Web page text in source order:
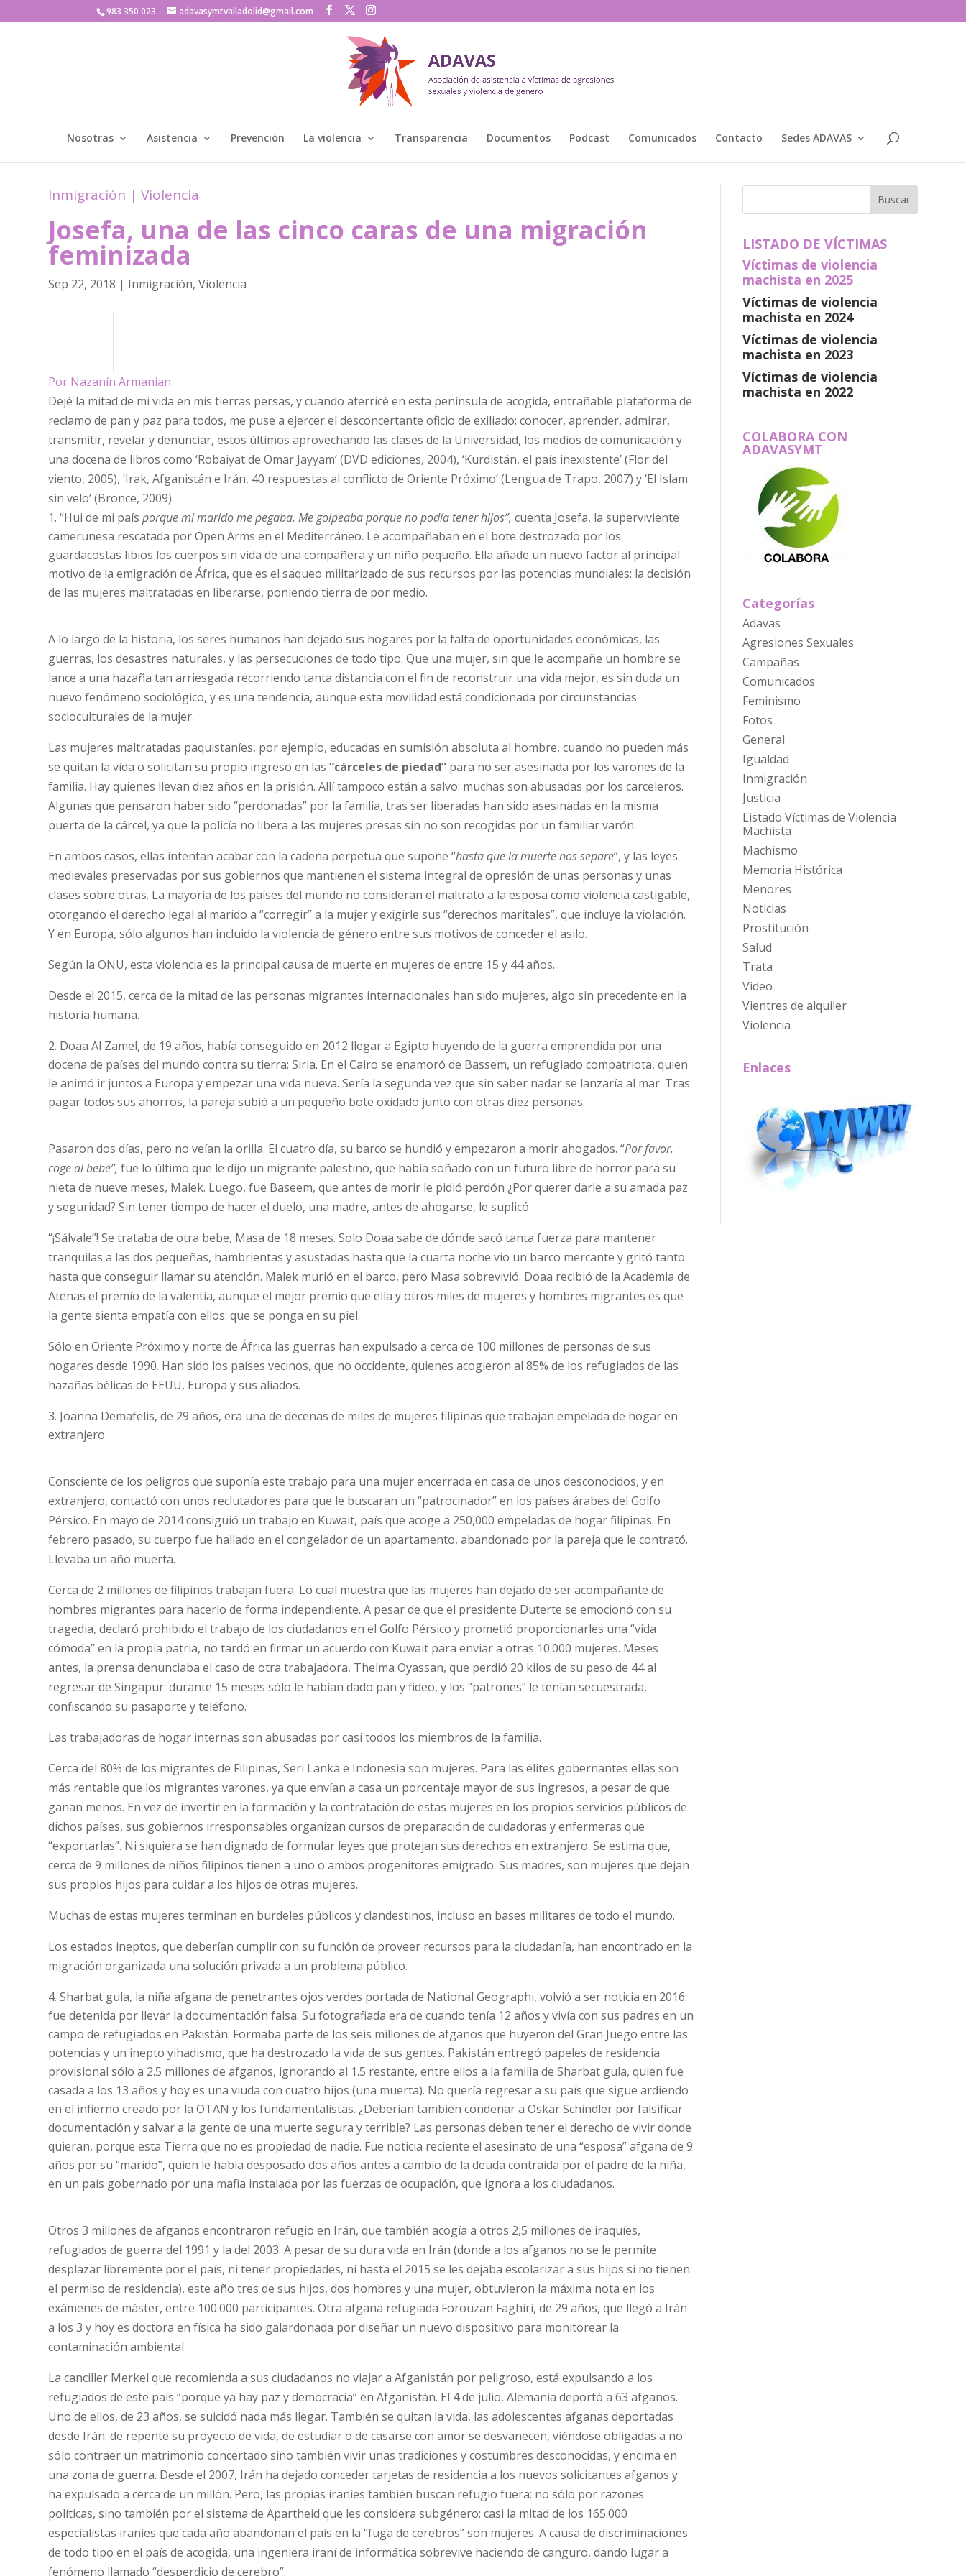
983 350 023 adavasymtvalladolid@gmail.com
Nosotras Asistencia Prevención La violencia Transparencia Documentos Podcast Comunicados Contacto Sedes ADAVAS
Inmigración |Violencia
Josefa, una de las cinco caras de una migración
feminizada
Sep 22, 2018 | Inmigración,Violencia
Por Nazanín Armanian
Dejé la mitad de mi vida en mis tierras persas, y cuando aterricé en esta península de acogida, entrañable plataforma de
reclamo de pan y paz para todos, me puse a ejercer el desconcertante oficio de exiliado: conocer, aprender, admirar,
transmitir, revelar y denunciar, estos últimos aprovechando las clases de la Universidad, los medios de comunicación y
una docena de libros como ‘Robaiyat de Omar Jayyam’ (DVD ediciones, 2004), ‘Kurdistán, el país inexistente’ (Flor del
viento, 2005), ‘Irak, Afganistán e Irán, 40 respuestas al conflicto de Oriente Próximo’ (Lengua de Trapo, 2007) y ‘El Islam
sin velo’ (Bronce, 2009).
“Hui de mi país porque mi marido me pegaba. Me golpeaba porque no podía tener hijos”, cuenta Josefa, la superviviente
camerunesa rescatada por Open Arms en el Mediterráneo. Le acompañaban en el bote destrozado por los
guardacostas libios los cuerpos sin vida de una compañera y un niño pequeño. Ella añade un nuevo factor al principal
motivo de la emigración de África, que es el saqueo militarizado de sus recursos por las potencias mundiales: la decisión
de las mujeres maltratadas en liberarse, poniendo tierra de por medio.
A lo largo de la historia, los seres humanos han dejado sus hogares por la falta de oportunidades económicas, las
guerras, los desastres naturales, y las persecuciones de todo tipo. Que una mujer, sin que le acompañe un hombre se
lance a una hazaña tan arriesgada recorriendo tanta distancia con el fin de reconstruir una vida mejor, es sin duda un
nuevo fenómeno sociológico, y es una tendencia, aunque esta movilidad está condicionada por circunstancias
socioculturales de la mujer.
Las mujeres maltratadas paquistaníes, por ejemplo, educadas en sumisión absoluta al hombre, cuando no pueden más
se quitan la vida o solicitan su propio ingreso en las“cárceles de piedad” para no ser asesinada por los varones de la
familia. Hay quienes llevan diez años en la prisión. Allí tampoco están a salvo: muchas son abusadas por los carceleros.
Algunas que pensaron haber sido “perdonadas” por la familia, tras ser liberadas han sido asesinadas en la misma
puerta de la cárcel, ya que la policía no libera a las mujeres presas sin no son recogidas por un familiar varón.
En ambos casos, ellas intentan acabar con la cadena perpetua que supone “hasta que la muerte nos separe”, y las leyes
medievales preservadas por sus gobiernos que mantienen el sistema integral de opresión de unas personas y unas
clases sobre otras. La mayoría de los países del mundo no consideran el maltrato a la esposa como violencia castigable,
otorgando el derecho legal al marido a “corregir” a la mujer y exigirle sus “derechos maritales”, que incluye la violación.
Y en Europa, sólo algunos han incluido la violencia de género entre sus motivos de conceder el asilo.
Según la ONU, esta violencia es la principal causa de muerte en mujeres de entre 15 y 44 años.
Desde el 2015, cerca de la mitad de las personas migrantes internacionales han sido mujeres, algo sin precedente en la
historia humana.
Doaa Al Zamel, de 19 años, había conseguido en 2012 llegar a Egipto huyendo de la guerra emprendida por una
docena de países del mundo contra su tierra: Siria. En el Cairo se enamoró de Bassem, un refugiado compatriota, quien
le animó ir juntos a Europa y empezar una vida nueva. Sería la segunda vez que sin saber nadar se lanzaría al mar. Tras
pagar todos sus ahorros, la pareja subió a un pequeño bote oxidado junto con otras diez personas.
Pasaron dos días, pero no veían la orilla. El cuatro día, su barco se hundió y empezaron a morir ahogados. “Por favor,
coge al bebé”,fue lo último que le dijo un migrante palestino, que había soñado con un futuro libre de horror para su
nieta de nueve meses, Malek. Luego, fue Baseem, que antes de morir le pidió perdón ¿Por querer darle a su amada paz
y seguridad? Sin tener tiempo de hacer el duelo, una madre, antes de ahogarse, le suplicó
“¡Sálvale”! Se trataba de otra bebe, Masa de 18 meses. Solo Doaa sabe de dónde sacó tanta fuerza para mantener
tranquilas a las dos pequeñas, hambrientas y asustadas hasta que la cuarta noche vio un barco mercante y gritó tanto
hasta que conseguir llamar su atención. Malek murió en el barco, pero Masa sobrevivió. Doaa recibió de la Academia de
Atenas el premio de la valentía, aunque el mejor premio que ella y otros miles de mujeres y hombres migrantes es que
la gente sienta empatía con ellos: que se ponga en su piel.
Sólo en Oriente Próximo y norte de África las guerras han expulsado a cerca de 100 millones de personas de sus
hogares desde 1990. Han sido los países vecinos, que no occidente, quienes acogieron al 85% de los refugiados de las
hazañas bélicas de EEUU, Europa y sus aliados.
Joanna Demafelis, de 29 años, era una de decenas de miles de mujeres filipinas que trabajan empelada de hogar en
extranjero.
Consciente de los peligros que suponía este trabajo para una mujer encerrada en casa de unos desconocidos, y en
extranjero, contactó con unos reclutadores para que le buscaran un “patrocinador” en los países árabes del Golfo
Pérsico. En mayo de 2014 consiguió un trabajo en Kuwait, país que acoge a 250,000 empeladas de hogar filipinas. En
febrero pasado, su cuerpo fue hallado en el congelador de un apartamento, abandonado por la pareja que le contrató.
Llevaba un año muerta.
Cerca de 2 millones de filipinos trabajan fuera. Lo cual muestra que las mujeres han dejado de ser acompañante de
hombres migrantes para hacerlo de forma independiente. A pesar de que el presidente Duterte se emocionó con su
tragedia, declaró prohibido el trabajo de los ciudadanos en el Golfo Pérsico y prometió proporcionarles una “vida
cómoda” en la propia patria, no tardó en firmar un acuerdo con Kuwait para enviar a otras 10.000 mujeres. Meses
antes, la prensa denunciaba el caso de otra trabajadora, Thelma Oyassan, que perdió 20 kilos de su peso de 44 al
regresar de Singapur: durante 15 meses sólo le habían dado pan y fideo, y los “patrones” le tenían secuestrada,
confiscando su pasaporte y teléfono.
Las trabajadoras de hogar internas son abusadas por casi todos los miembros de la familia.
Cerca del 80% de los migrantes de Filipinas, Seri Lanka e Indonesia son mujeres. Para las élites gobernantes ellas son
más rentable que los migrantes varones, ya que envían a casa un porcentaje mayor de sus ingresos, a pesar de que
ganan menos. En vez de invertir en la formación y la contratación de estas mujeres en los propios servicios públicos de
dichos países, sus gobiernos irresponsables organizan cursos de preparación de cuidadoras y enfermeras que
“exportarlas”. Ni siquiera se han dignado de formular leyes que protejan sus derechos en extranjero. Se estima que,
cerca de 9 millones de niños filipinos tienen a uno o ambos progenitores emigrado. Sus madres, son mujeres que dejan
sus propios hijos para cuidar a los hijos de otras mujeres.
Muchas de estas mujeres terminan en burdeles públicos y clandestinos, incluso en bases militares de todo el mundo.
Los estados ineptos, que deberían cumplir con su función de proveer recursos para la ciudadanía, han encontrado en la
migración organizada una solución privada a un problema público.
Sharbat gula, la niña afgana de penetrantes ojos verdes portada de National Geographi, volvió a ser noticia en 2016:
fue detenida por llevar la documentación falsa. Su fotografiada era de cuando tenía 12 años y vivía con sus padres en un
campo de refugiados en Pakistán. Formaba parte de los seis millones de afganos que huyeron del Gran Juego entre las
potencias y un inepto yihadismo, que ha destrozado la vida de sus gentes. Pakistán entregó papeles de residencia
provisional sólo a 2.5 millones de afganos, ignorando al 1.5 restante, entre ellos a la familia de Sharbat gula, quien fue
casada a los 13 años y hoy es una viuda con cuatro hijos (una muerta). No quería regresar a su país que sigue ardiendo
en el infierno creado por la OTAN y los fundamentalistas. ¿Deberían también condenar a Oskar Schindler por falsificar
documentación y salvar a la gente de una muerte segura y terrible? Las personas deben tener el derecho de vivir donde
quieran, porque esta Tierra que no es propiedad de nadie. Fue noticia reciente el asesinato de una “esposa” afgana de 9
años por su “marido”, quien le habia desposado dos años antes a cambio de la deuda contraída por el padre de la niña,
en un país gobernado por una mafia instalada por las fuerzas de ocupación, que ignora a los ciudadanos.
Otros 3 millones de afganos encontraron refugio en Irán, que también acogía a otros 2,5 millones de iraquíes,
refugiados de guerra del 1991 y la del 2003. A pesar de su dura vida en Irán (donde a los afganos no se le permite
desplazar libremente por el país, ni tener propiedades, ni hasta el 2015 se les dejaba escolarizar a sus hijos si no tienen
el permiso de residencia), este año tres de sus hijos, dos hombres y una mujer, obtuvieron la máxima nota en los
exámenes de máster, entre 100.000 participantes. Otra afgana refugiada Forouzan Faghiri, de 29 años, que llegó a Irán
a los 3 y hoy es doctora en física ha sido galardonada por diseñar un nuevo dispositivo para monitorear la
contaminación ambiental.
La canciller Merkel que recomienda a sus ciudadanos no viajar a Afganistán por peligroso, está expulsando a los
refugiados de este país “porque ya hay paz y democracia” en Afganistán. El 4 de julio, Alemania deportó a 63 afganos.
Uno de ellos, de 23 años, se suicidó nada más llegar. También se quitan la vida, las adolescentes afganas deportadas
desde Irán: de repente su proyecto de vida, de estudiar o de casarse con amor se desvanecen, viéndose obligadas a no
sólo contraer un matrimonio concertado sino también vivir unas tradiciones y costumbres desconocidas, y encima en
una zona de guerra. Desde el 2007, Irán ha dejado conceder tarjetas de residencia a los nuevos solicitantes afganos y
ha expulsado a cerca de un millón. Pero, las propias iraníes también buscan refugio fuera: no sólo por razones
políticas, sino también por el sistema de Apartheid que les considera subgénero: casi la mitad de los 165.000
especialistas iraníes que cada año abandonan el país en la “fuga de cerebros” son mujeres. A causa de discriminaciones
de todo tipo en el país de acogida, una ingeniera iraní de informática sobrevive haciendo de canguro, dando lugar a
fenómeno llamado “desperdicio de cerebro”.
LISTADO DE VÍCTIMAS
Víctimas de violencia
machista en 2025
Víctimas de violencia
machista en 2024
Víctimas de violencia
machista en 2023
Víctimas de violencia
machista en 2022
COLABORA CON
ADAVASYMT
Categorías
Adavas
Agresiones Sexuales
Campañas
Comunicados
Feminismo
Fotos
General
Igualdad
Inmigración
Justicia
Listado Víctimas de Violencia
Machista
Machismo
Memoria Histórica
Menores
Noticias
Prostitución
Salud
Trata
Video
Vientres de alquiler
Violencia
Enlaces